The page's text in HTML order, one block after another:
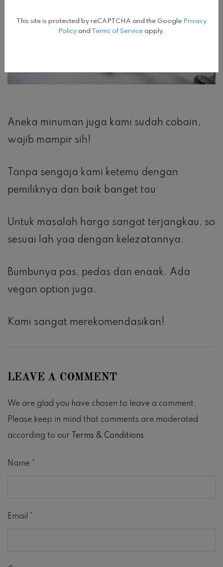
Aneka minuman juga kami sudah cobain,
wajib mampir sih!
Tanpa sengaja kami ketemu dengan
pemiliknya dan baik banget tau
Untuk masalah harga sangat terjangkau, so
sesuai lah yaa dengan kelezatannya.
Bumbunya pas, pedas dan enaak. Ada
vegan option juga.
Kami sangat merekomendasikan!
LEAVE A COMMENT
We are glad you have chosen to leave a comment.
Please keep in mind that comments are moderated
according to our
Terms & Conditions.
Name *
Email
This site is protected by reCAPTCHA and the Google Privacy
Policy and Terms of Service apply.